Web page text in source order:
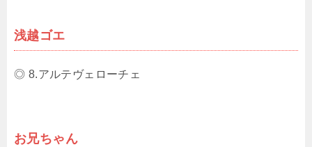
浅越ゴエ
◎ 8.アルテヴェローチェ
お兄ちゃん